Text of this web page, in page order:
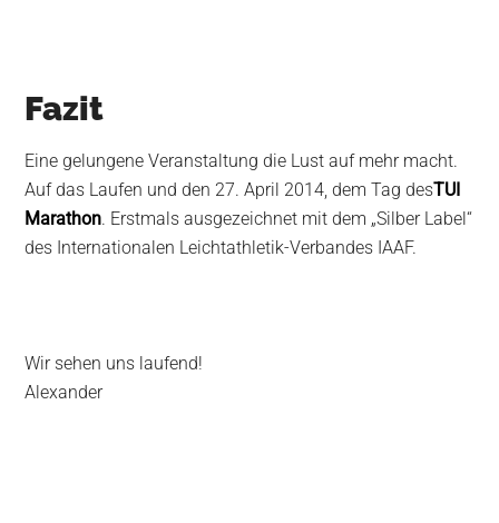
Fazit
Eine gelungene Veranstaltung die Lust auf mehr macht.
Auf das Laufen und den 27. April 2014, dem Tag desTUI
Marathon. Erstmals ausgezeichnet mit dem „Silber Label“
des Internationalen Leichtathletik-Verbandes IAAF.
Wir sehen uns laufend!
Alexander